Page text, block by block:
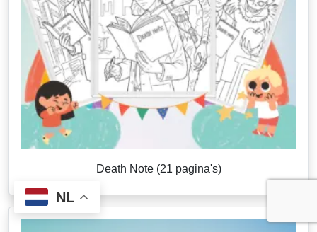
Death Note (21 pagina's)
NL